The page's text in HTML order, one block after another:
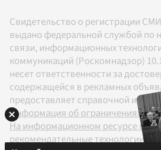
Свидетельство о регистрации
выдано федеральной службой по
связи, информационных
коммуникаций (Роскомнадзор)
несет ответственности за
содержащейся в рекламных
предоставляет справочной
Информация об ограничениях
На информационном ресурсе
рекомендательные технологии в